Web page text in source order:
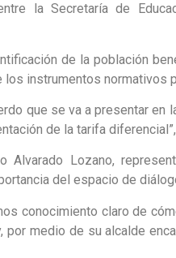
la Secretaría de
de la población
instrumentos normativos
que se va a presentar en
de la tarifa
Alvarado Lozano,
del espacio de
conocimiento claro de
por medio de su alcalde